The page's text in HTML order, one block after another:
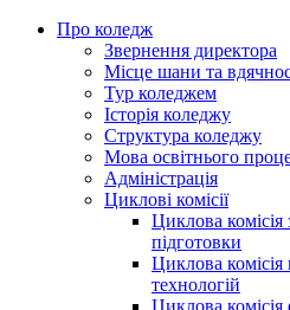
Про коледж
Звернення директора
Місце шани та
Тур коледжем
Історія коледжу
Структура коледжу
Мова освітнього
Адміністрація
Циклові комісії
Циклова комісія
підготовки
Циклова
технологій
Циклова комісія